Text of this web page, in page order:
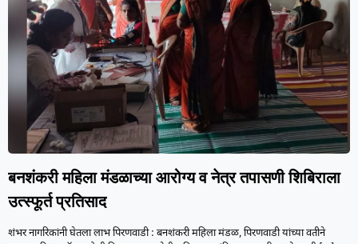
बनशंकरी महिला मंडळाच्या आरोग्य व नेत्र तपासणी शिबिराला
उत्स्फूर्त प्रतिसाद
शंभर नागरिकांनी घेतला लाभ पिरणवाडी : बनशंकरी महिला मंडळ, पिरणवाडी यांच्या वतीने